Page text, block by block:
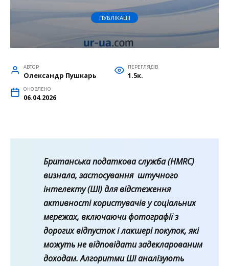
ПУБЛІКАЦІЇ
АВТОР
Олександр Пушкарь
ПЕРЕГЛЯДІВ
1.5к.
ОНОВЛЕНО
06.04.2026
Британська податкова служба (HMRC)
визнала, застосування штучного
інтелекту (ШІ) для відстеження
активності користувачів у соціальних
мережах, включаючи фотографії з
дорогих відпусток і лакшері покупок, які
можуть не відповідати задекларованим
доходам. Алгоритми ШІ аналізують